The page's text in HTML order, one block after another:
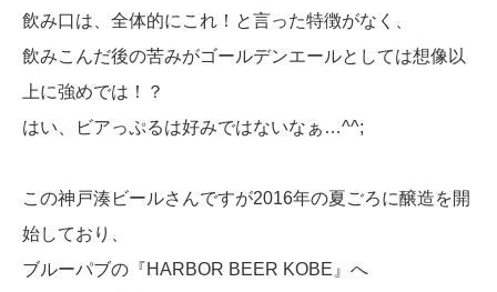
飲み口は、全体的にこれ！と言った特徴がなく、
飲みこんだ後の苦みがゴールデンエールとしては想像以
上に強めでは！？
はい、ビアっぷるは好みではないなぁ…^^;
この神戸湊ビールさんですが2016年の夏ごろに醸造を開
始しており、
ブルーパブの『HARBOR BEER KOBE』へ